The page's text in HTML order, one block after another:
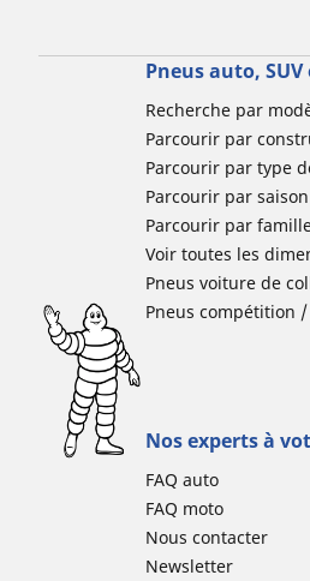
Pneus auto,
Recherche par
Parcourir par
Parcourir par type
Parcourir par saison
Parcourir par
Voir toutes les
Pneus voiture de
Pneus compétition
Nos experts à
FAQ auto
FAQ moto
Nous contacter
Newsletter